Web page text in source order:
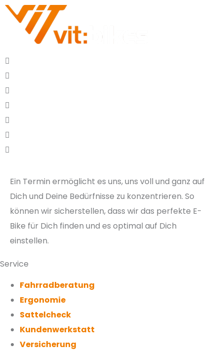
Ein Termin ermöglicht es uns, uns voll und ganz auf
Dich und Deine Bedürfnisse zu konzentrieren. So
können wir sicherstellen, dass wir das perfekte E-
Bike für Dich finden und es optimal auf Dich
einstellen.
Service
Fahrradberatung
Ergonomie
Sattelcheck
Kundenwerkstatt
Versicherung